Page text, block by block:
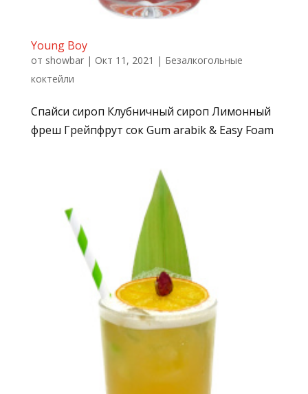
Young Boy
от showbar| Окт 11, 2021 | Безалкогольные
коктейли
Спайси сироп Клубничный сироп Лимонный
фреш Грейпфрут сок Gum arabik & Easy Foam